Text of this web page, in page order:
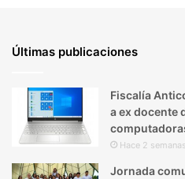
Últimas publicaciones
Fiscalía
a ex docente
Hace 2 semanas
Jornada